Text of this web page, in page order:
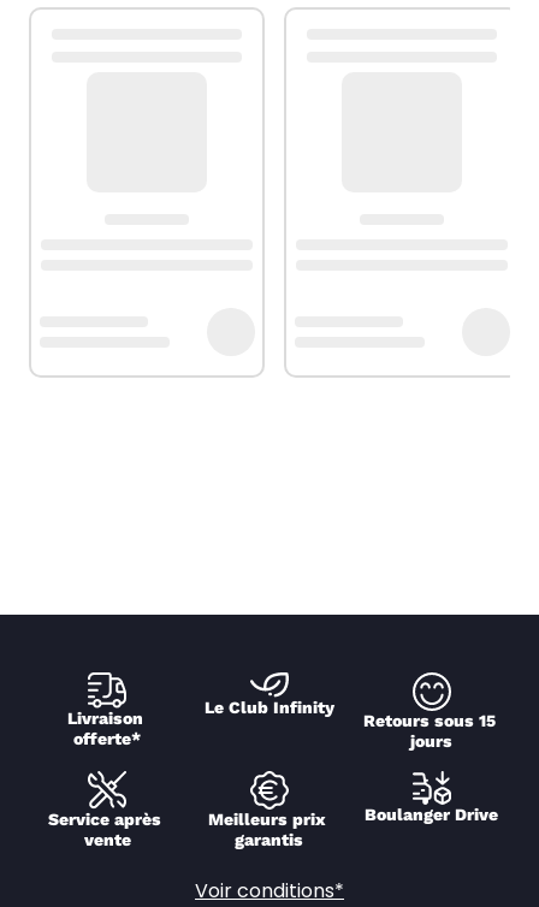
Livraison
offerte*
Le Club Infinity
Retours sous 15
jours
Service après
vente
Meilleurs prix
garantis
Boulanger Drive
Voir conditions*